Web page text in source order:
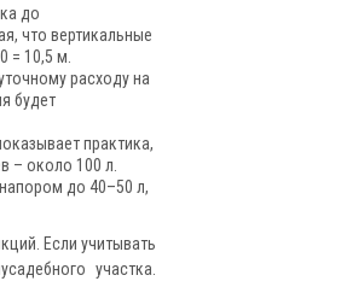
до
что вертикальные
= 10,5 м.
расходу на
будет
практика,
– около 100 л.
до 40–50 л,
Если учитывать
участка.